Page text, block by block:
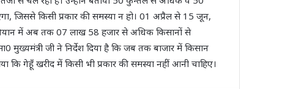
जिससे किसी प्रकार की समस्या न हो। 01 अप्रैल से 15 जून,
में अब तक 07 लाख 58 हजार से अधिक किसानों से
मुख्यमंत्री जी ने निर्देश दिया है कि जब तक बाजार में किसान
गेहूँ खरीद में किसी भी प्रकार की समस्या नहीं आनी चाहिए।